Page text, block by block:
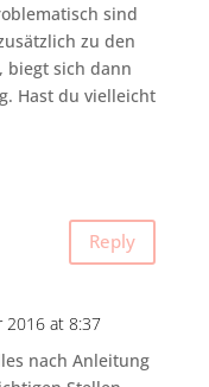
sind
zu den
biegt sich dann
Hast du vielleicht
Reply
2016 at 8:37
nach Anleitung